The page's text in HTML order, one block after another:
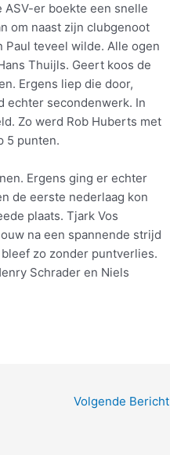
ASV-er boekte een snelle
om naast zijn clubgenoot
teveel wilde. Alle ogen
Thuijls. Geert koos de
Ergens liep die door,
echter secondenwerk. In
Zo werd Rob Huberts met
5 punten.
Ergens ging er echter
de eerste nederlaag kon
plaats. Tjark Vos
na een spannende strijd
zo zonder puntverlies.
Schrader en Niels
Volgende Bericht